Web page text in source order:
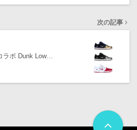
次の記事
ラボ Dunk Low…